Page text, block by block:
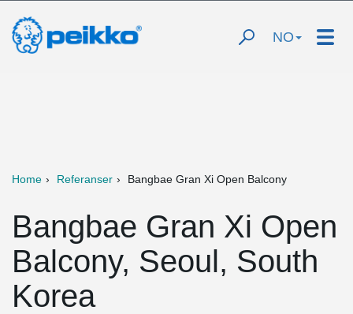
NO
Home Referanser Bangbae Gran Xi Open Balcony
Bangbae Gran Xi Open
Balcony, Seoul, South
Korea